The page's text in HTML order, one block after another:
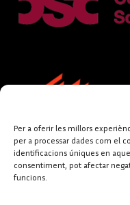
Per a oferir les millors
per a processar dades com el
identificacions úniques en
consentiment, pot afectar
funcions.